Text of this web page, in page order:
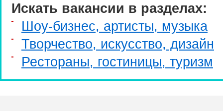
Искать вакансии в разделах:
Шоу-бизнес, артисты, музыка
Творчество, искусство, дизайн
Рестораны, гостиницы, туризм